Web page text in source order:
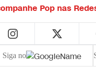
Pop nas
Siga no